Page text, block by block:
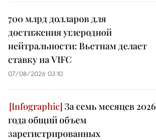
700 млрд долларов для
достижения углеродной
нейтральности: Вьетнам делает
ставку на VIFC
07/08/2026 03:10
За семь месяцев 2026
года общий объем
зарегистрированных